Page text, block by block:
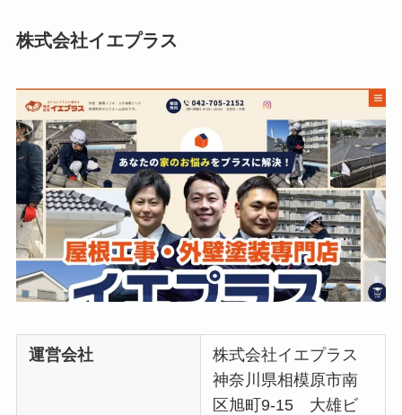
株式会社イエプラス
運営会社
株式会社イエプラス
神奈川県相模原市南
区旭町9-15 大雄ビ